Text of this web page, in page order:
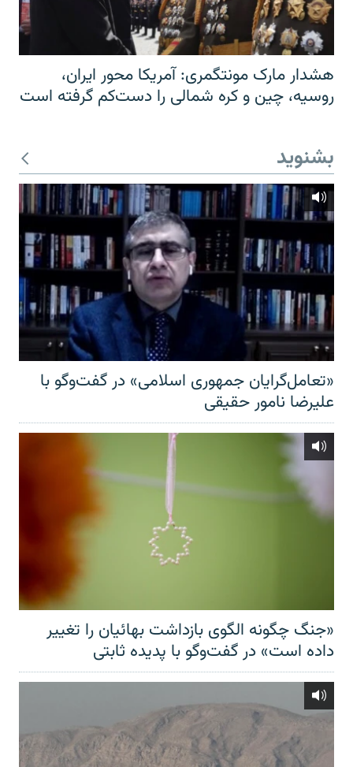
هشدار مارک مونتگمری: آمریکا محور ایران،
روسیه، چین و کره شمالی را دست‌کم گرفته است
بشنوید
«تعامل‌گرایان جمهوری اسلامی» در گفت‌وگو با
علیرضا نامور حقیقی
«جنگ چگونه الگوی بازداشت بهائیان را تغییر
داده است» در گفت‌وگو با پدیده ثابتی